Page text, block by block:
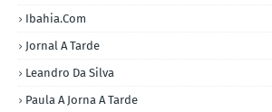
Ibahia.com
Jornal A Tarde
Leandro Da Silva
Paula A Jorna A Tarde